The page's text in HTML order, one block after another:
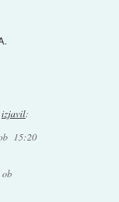
izjavil:
15:20